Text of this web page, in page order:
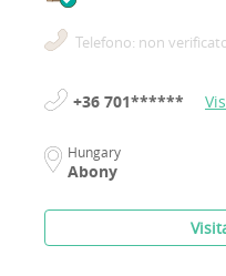
Telefono: non
+36 701******
Hungary
Abony